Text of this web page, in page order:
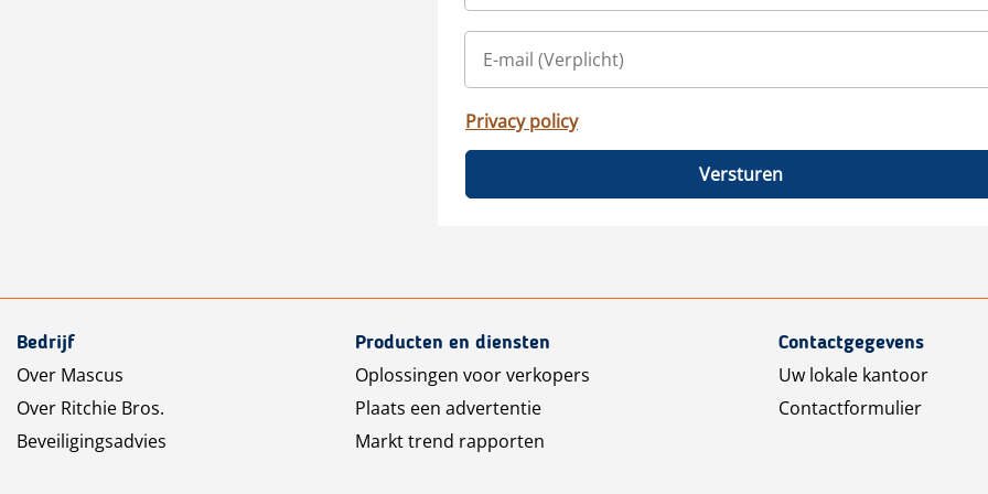
Privacy policy
Versturen
Bedrijf
Over Mascus
Over Ritchie Bros.
Beveiligingsadvies
Producten en diensten
Oplossingen voor verkopers
Plaats een advertentie
Markt trend rapporten
Contactgegevens
Uw lokale kantoor
Contactformulier